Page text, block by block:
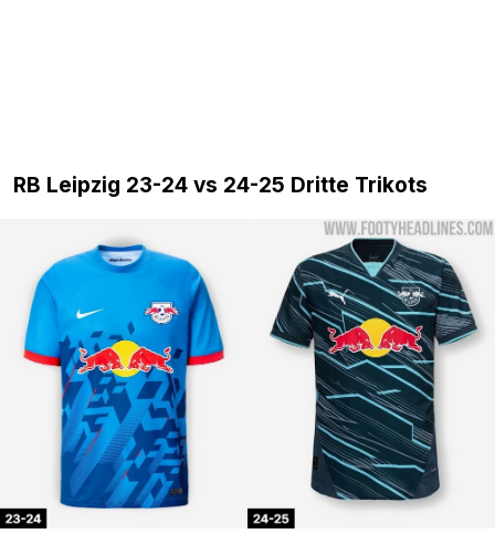
RB Leipzig 23-24 vs 24-25 Dritte Trikots